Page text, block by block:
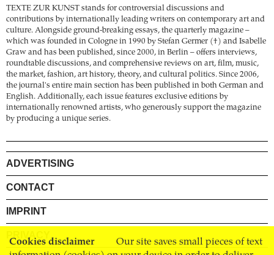
Cookies disclaimer
Our site saves small pieces of text
TEXTE ZUR KUNST stands for controversial discussions and
contributions by internationally leading writers on contemporary art and
culture. Alongside ground-breaking essays, the quarterly magazine –
which was founded in Cologne in 1990 by Stefan Germer (†) and Isabelle
Graw and has been published, since 2000, in Berlin – offers interviews,
roundtable discussions, and comprehensive reviews on art, film, music,
the market, fashion, art history, theory, and cultural politics. Since 2006,
the journal's entire main section has been published in both German and
English. Additionally, each issue features exclusive editions by
internationally renowned artists, who generously support the magazine
by producing a unique series.
ADVERTISING
CONTACT
IMPRINT
PRIVACY